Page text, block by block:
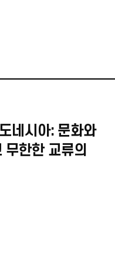
네시아: 문화와
무한한 교류의